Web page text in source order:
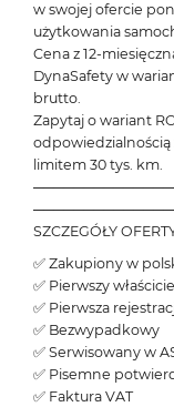
w swojej ofercie
użytkowania
Cena z 12-
DynaSafety w
brutto.
Zapytaj o wariant
odpowiedzialnością
limitem 30 tys. km.
SZCZEGÓŁY
✅ Zakupiony w
✅ Pierwszy właściciel
✅ Pierwsza
✅ Bezwypadkowy
✅ Serwisowany w
✅ Pisemne
✅ Faktura VAT